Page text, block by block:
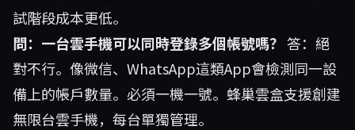
試階段成本更低。
問：一台雲手機可以同時登錄多個帳號嗎？ 答：絕
對不行。像微信、WhatsApp這類App會檢測同一設
備上的帳戶數量。必須一機一號。蜂巢雲盒支援創建
無限台雲手機，每台單獨管理。